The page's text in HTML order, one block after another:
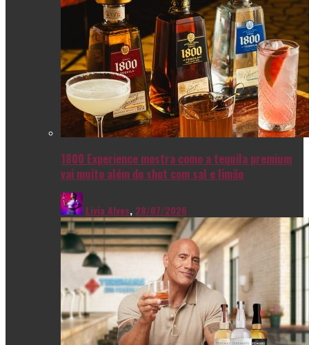
1800 Experience mostra como a tequila premium
vai muito além do shot com sal e limão
Livia Alves, 28/07/2026